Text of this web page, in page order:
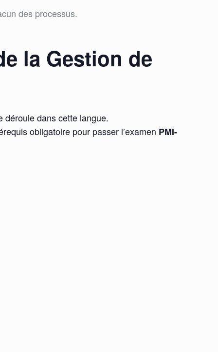
des processus.
la Gestion de
déroule dans cette langue.
obligatoire pour passer l’examen PMI-